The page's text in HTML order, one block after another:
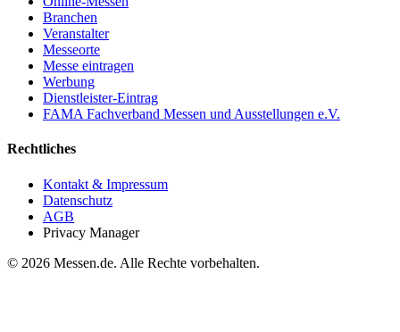
Branchen
Veranstalter
Messeorte
Messe eintragen
Werbung
Dienstleister-Eintrag
FAMA Fachverband Messen und Ausstellungen e.V.
Rechtliches
Kontakt & Impressum
Datenschutz
AGB
Privacy Manager
© 2026 Messen.de. Alle Rechte vorbehalten.